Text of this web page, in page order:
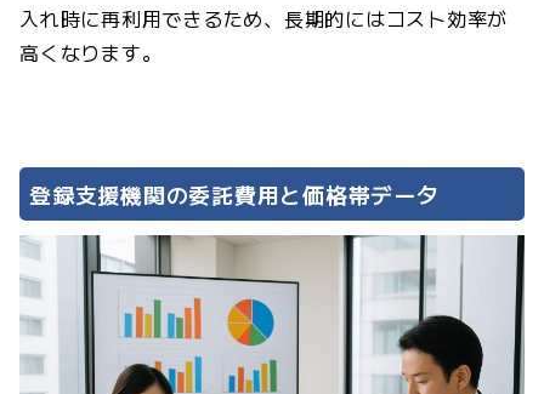
入れ時に再利用できるため、長期的にはコスト効率が
高くなります。
登録支援機関の委託費用と価格帯データ